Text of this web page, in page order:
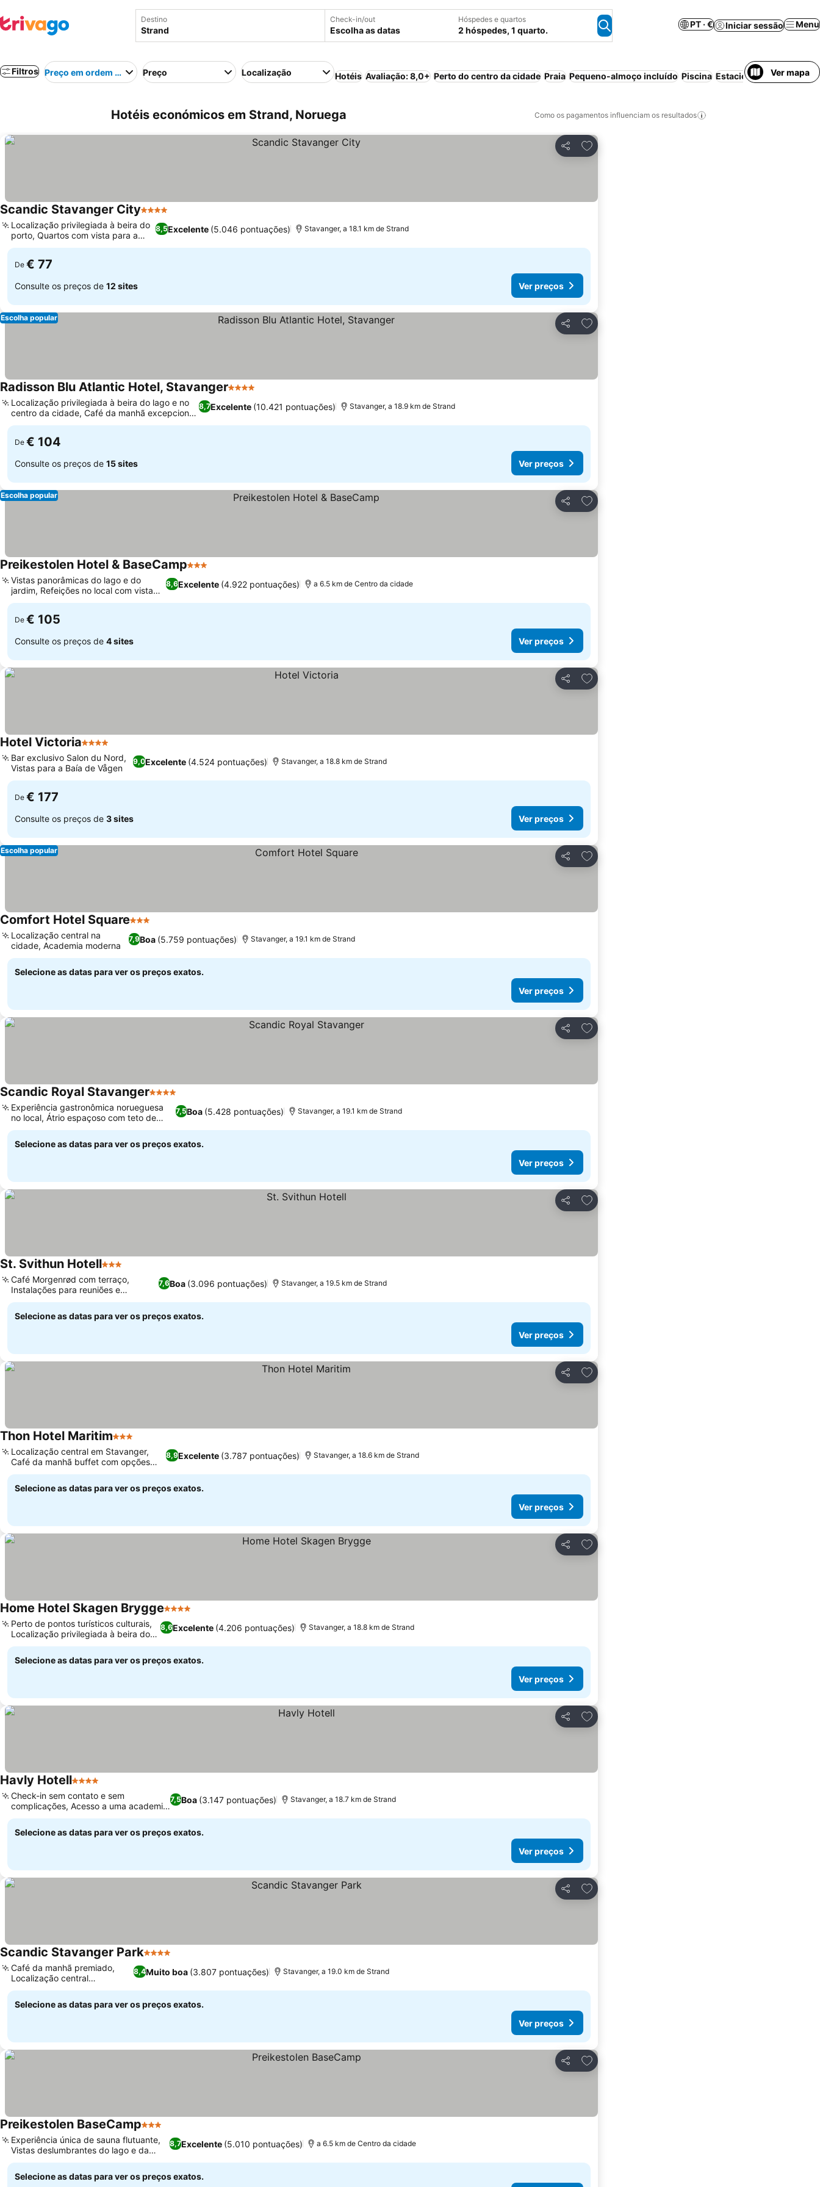
Destino Check-in/out
Escolha as datas
Hóspedes e quartos
2 hóspedes, 1 quarto.
PT · € Iniciar sessão Menu
Filtros Preço em ordem crescentePreço Localização Hotéis Avaliação: 8,0+ Perto do centro da cidade Praia Pequeno-almoço incluído Piscina EstacionamentoVer mapa
Hotéis económicos em Strand, Noruega Como os pagamentos influenciam os resultados
Partilhar
Adicionar aos favoritos
Scandic Stavanger City4 Estrelas
8,5Excelente (5.046 pontuações)
Localização privilegiada à beira do
porto, Quartos com vista para a
água
Stavanger, a 18.1 km de Strand
De € 77
Consulte os preços de 12 sites Ver preços
Partilhar
Adicionar aos favoritos
Escolha popular
Radisson Blu Atlantic Hotel, Stavanger4 Estrelas
8,7Excelente (10.421 pontuações)
Localização privilegiada à beira do lago e no
centro da cidade, Café da manhã excepcional
com delícias locais
Stavanger, a 18.9 km de Strand
De € 104
Consulte os preços de 15 sites Ver preços
Partilhar
Adicionar aos favoritos
Escolha popular
Preikestolen Hotel & BaseCamp3 Estrelas
8,6Excelente (4.922 pontuações)
Vistas panorâmicas do lago e do
jardim, Refeições no local com vista
para o lago
a 6.5 km de Centro da cidade
De € 105
Consulte os preços de 4 sites Ver preços
Partilhar
Adicionar aos favoritos
Hotel Victoria4 Estrelas
9,0Excelente (4.524 pontuações)
Bar exclusivo Salon du Nord,
Vistas para a Baía de Vågen
Stavanger, a 18.8 km de Strand
De € 177
Consulte os preços de 3 sites Ver preços
Partilhar
Adicionar aos favoritos
Escolha popular
Comfort Hotel Square3 Estrelas
7,9Boa (5.759 pontuações)
Localização central na
cidade, Academia moderna
Stavanger, a 19.1 km de Strand
Selecione as datas para ver os preços exatos.
Ver preços
Partilhar
Adicionar aos favoritos
Scandic Royal Stavanger4 Estrelas
7,5Boa (5.428 pontuações)
Experiência gastronômica norueguesa
no local, Átrio espaçoso com teto de
vidro
Stavanger, a 19.1 km de Strand
Selecione as datas para ver os preços exatos.
Ver preços
Partilhar
Adicionar aos favoritos
St. Svithun Hotell3 Estrelas
7,6Boa (3.096 pontuações)
Café Morgenrød com terraço,
Instalações para reuniões e
banquetes
Stavanger, a 19.5 km de Strand
Selecione as datas para ver os preços exatos.
Ver preços
Partilhar
Adicionar aos favoritos
Thon Hotel Maritim3 Estrelas
8,9Excelente (3.787 pontuações)
Localização central em Stavanger,
Café da manhã buffet com opções
orgânicas
Stavanger, a 18.6 km de Strand
Selecione as datas para ver os preços exatos.
Ver preços
Partilhar
Adicionar aos favoritos
Home Hotel Skagen Brygge4 Estrelas
8,6Excelente (4.206 pontuações)
Perto de pontos turísticos culturais,
Localização privilegiada à beira do
porto
Stavanger, a 18.8 km de Strand
Selecione as datas para ver os preços exatos.
Ver preços
Partilhar
Adicionar aos favoritos
Havly Hotell4 Estrelas
7,5Boa (3.147 pontuações)
Check-in sem contato e sem
complicações, Acesso a uma academia
externa
Stavanger, a 18.7 km de Strand
Selecione as datas para ver os preços exatos.
Ver preços
Partilhar
Adicionar aos favoritos
Scandic Stavanger Park4 Estrelas
8,4Muito boa (3.807 pontuações)
Café da manhã premiado,
Localização central
privilegiada
Stavanger, a 19.0 km de Strand
Selecione as datas para ver os preços exatos.
Ver preços
Partilhar
Adicionar aos favoritos
Preikestolen BaseCamp3 Estrelas
8,7Excelente (5.010 pontuações)
Experiência única de sauna flutuante,
Vistas deslumbrantes do lago e da
montanha
a 6.5 km de Centro da cidade
Selecione as datas para ver os preços exatos.